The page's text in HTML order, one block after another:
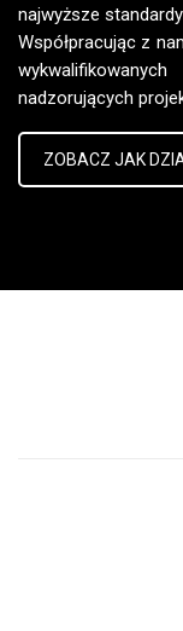
najwyższe
Współpracując z
nadzorujących
ZOBACZ JAK